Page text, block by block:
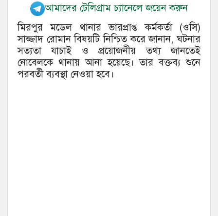
আমাদের টেলিগ্রাম চ্যানেলে জয়েন করুন
মিরপুর মডেল থানার ভারপ্রাপ্ত কর্মকর্তা (ওসি)
সাজ্জাদ রোমান বিষয়টি নিশ্চিত করে জানান, ঘটনার
সত্যতা যাচাই ও প্রয়োজনীয় তথ্য জানতেই
নোবেলকে থানায় আনা হয়েছে। তার বক্তব্য শুনে
পরবর্তী ব্যবস্থা নেওয়া হবে।